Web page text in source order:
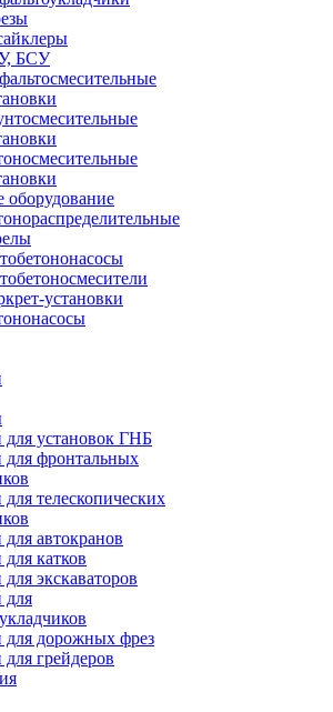
БСУ
оборудование
установки
для установок ГНБ
для фронтальных
для телескопических
для автокранов
для катков
для экскаваторов
для
для дорожных фрез
для грейдеров